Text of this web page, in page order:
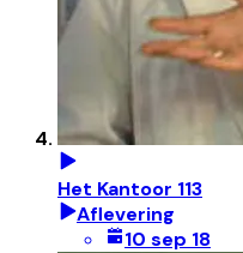
Het Kantoor 113
Aflevering
10 sep 18